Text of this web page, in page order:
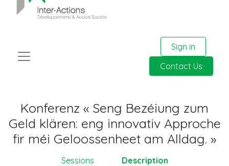
Sign in
Contact Us
Konferenz « Seng Bezéiung zum
Geld klären: eng innovativ Approche
fir méi Geloossenheet am Alldag. »
Sessions Description